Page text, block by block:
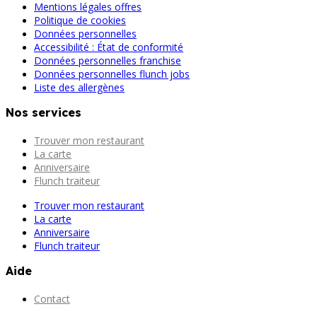
Mentions légales offres
Politique de cookies
Données personnelles
Accessibilité : État de conformité
Données personnelles franchise
Données personnelles flunch jobs
Liste des allergènes
Nos services
Trouver mon restaurant
La carte
Anniversaire
Flunch traiteur
Trouver mon restaurant
La carte
Anniversaire
Flunch traiteur
Aide
Contact